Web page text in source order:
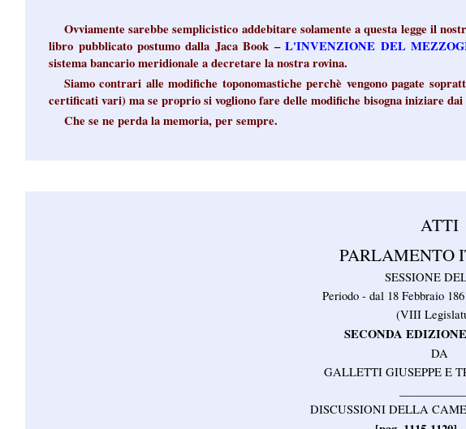
Ovviamente sarebbe semplicistico addebitare solamente a questa legge il
libro pubblicato postumo dalla Jaca Book –L'INVENZIONE DEL
sistema bancario meridionale a decretare la nostra rovina.
Siamo contrari alle modifiche toponomastiche perchè vengono pagate
certificati vari) ma se proprio si vogliono fare delle modifiche bisogna iniziare
Che se ne perda la memoria, per sempre.
ATTI
PARLAMENTO
SESSIONE
Periodo - dal 18 Febbraio
(VIII
SECONDA
DA
GALLETTI GIUSEPPE E
DISCUSSIONI DELLA